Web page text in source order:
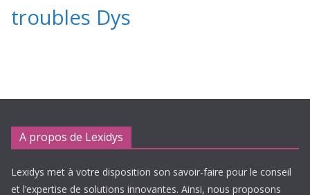
troubles Dys
A propos de Lexidys
Lexidys met à votre disposition son savoir-faire pour le conseil
et l’expertise de solutions innovantes. Ainsi, nous proposons